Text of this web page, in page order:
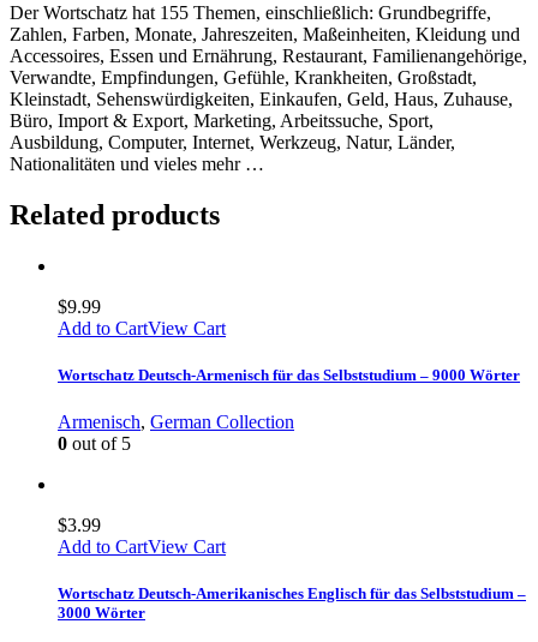
Der Wortschatz hat 155 Themen, einschließlich: Grundbegriffe,
Zahlen, Farben, Monate, Jahreszeiten, Maßeinheiten, Kleidung und
Accessoires, Essen und Ernährung, Restaurant, Familienangehörige,
Verwandte, Empfindungen, Gefühle, Krankheiten, Großstadt,
Kleinstadt, Sehenswürdigkeiten, Einkaufen, Geld, Haus, Zuhause,
Büro, Import & Export, Marketing, Arbeitssuche, Sport,
Ausbildung, Computer, Internet, Werkzeug, Natur, Länder,
Nationalitäten und vieles mehr …
Related products
$9.99
Add to CartView Cart
Wortschatz Deutsch-Armenisch für das Selbststudium – 9000 Wörter
Armenisch, German Collection
0 out of 5
$3.99
Add to CartView Cart
Wortschatz Deutsch-Amerikanisches Englisch für das Selbststudium –
3000 Wörter